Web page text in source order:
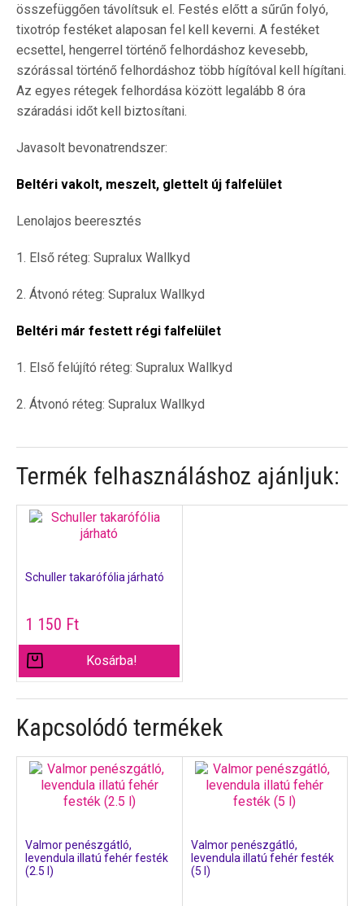
összefüggően távolítsuk el. Festés előtt a sűrűn folyó,
tixotróp festéket alaposan fel kell keverni. A festéket
ecsettel, hengerrel történő felhordáshoz kevesebb,
szórással történő felhordáshoz több hígítóval kell hígítani.
Az egyes rétegek felhordása között legalább 8 óra
száradási időt kell biztosítani.
Javasolt bevonatrendszer:
Beltéri vakolt, meszelt, glettelt új falfelület
Lenolajos beeresztés
1. Első réteg: Supralux Wallkyd
2. Átvonó réteg: Supralux Wallkyd
Beltéri már festett régi falfelület
1. Első felújító réteg: Supralux Wallkyd
2. Átvonó réteg: Supralux Wallkyd
Termék felhasználáshoz ajánljuk:
Schuller takarófólia járható
1 150 Ft
Kosárba!
Kapcsolódó termékek
Valmor penészgátló,
levendula illatú fehér festék
(2.5 l)
Valmor penészgátló,
levendula illatú fehér festék
(5 l)